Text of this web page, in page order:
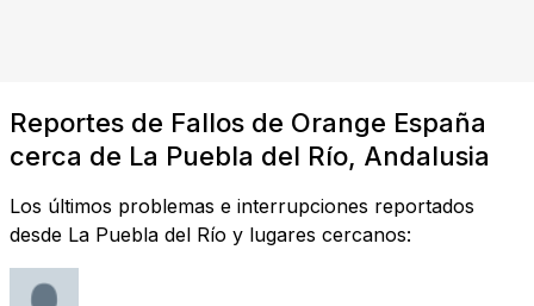
Reportes de Fallos de Orange España
cerca de La Puebla del Río, Andalusia
Los últimos problemas e interrupciones reportados
desde La Puebla del Río y lugares cercanos: